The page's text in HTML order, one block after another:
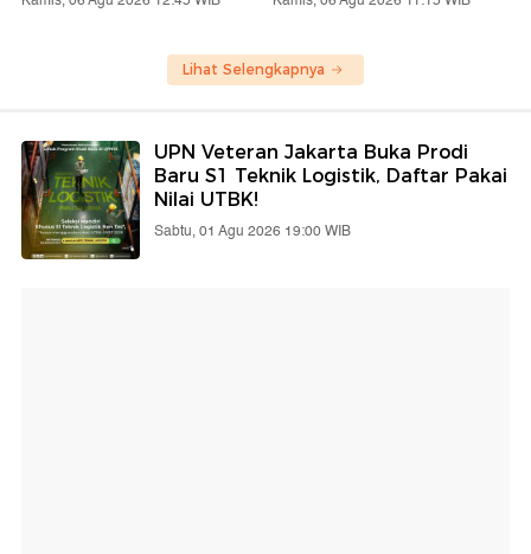
Lihat Selengkapnya
UPN Veteran Jakarta Buka Prodi
Baru S1 Teknik Logistik, Daftar Pakai
Nilai UTBK!
Sabtu, 01 Agu 2026 19:00 WIB